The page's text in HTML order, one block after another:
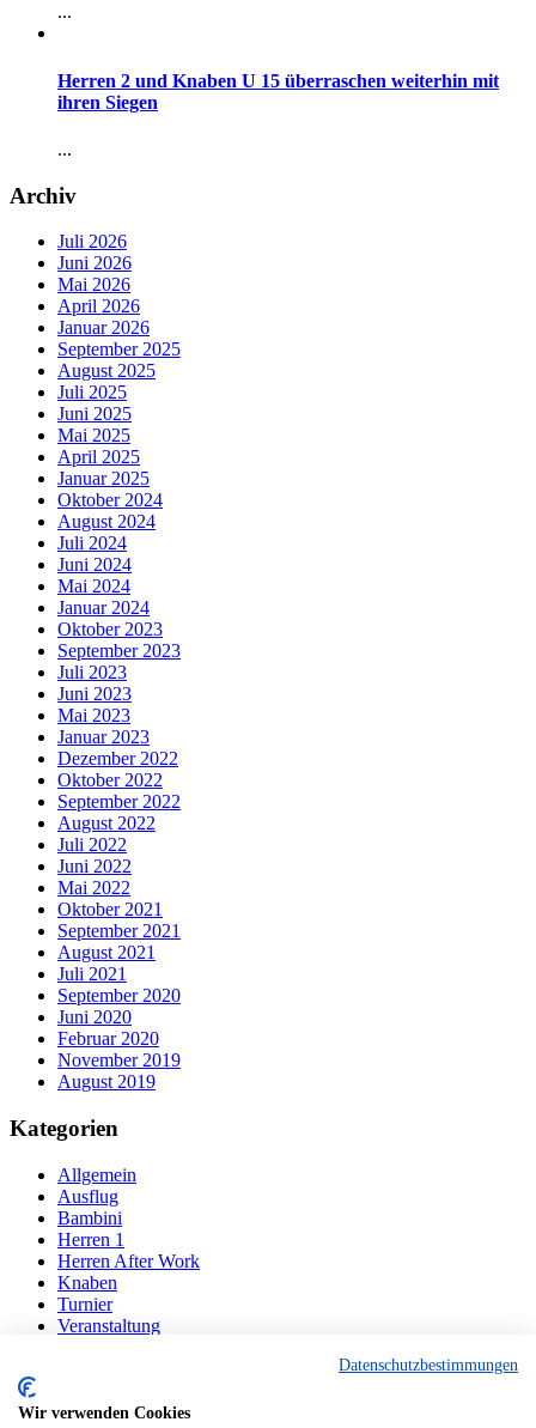
...
Herren 2 und Knaben U 15 überraschen weiterhin mit
ihren Siegen
...
Archiv
Juli 2026
Juni 2026
Mai 2026
April 2026
Januar 2026
September 2025
August 2025
Juli 2025
Juni 2025
Mai 2025
April 2025
Januar 2025
Oktober 2024
August 2024
Juli 2024
Juni 2024
Mai 2024
Januar 2024
Oktober 2023
September 2023
Juli 2023
Juni 2023
Mai 2023
Januar 2023
Dezember 2022
Oktober 2022
September 2022
August 2022
Juli 2022
Juni 2022
Mai 2022
Oktober 2021
September 2021
August 2021
Juli 2021
September 2020
Juni 2020
Februar 2020
November 2019
August 2019
Kategorien
Allgemein
Ausflug
Bambini
Herren 1
Herren After Work
Knaben
Turnier
Veranstaltung
Navigation
Der Verein
Datenschutzbestimmungen
Wir verwenden Cookies